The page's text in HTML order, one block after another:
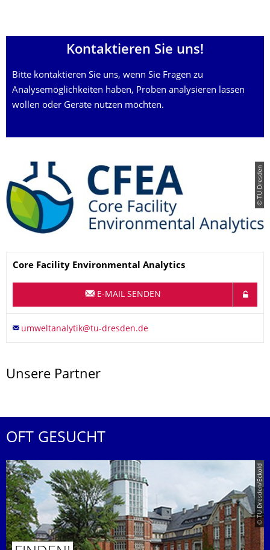
Kontaktieren Sie uns!
Bitte kontaktieren Sie uns, wenn Sie Fragen zu
Analysemöglichkeiten haben, Proben analysieren lassen
wollen oder Geräte nutzen möchten.
© TU Dresden
Name
Core Facility Environmental Analytics
E-MAIL SENDEN
Unsere Partner
OFT GESUCHT
© TU Dresden/Eckold